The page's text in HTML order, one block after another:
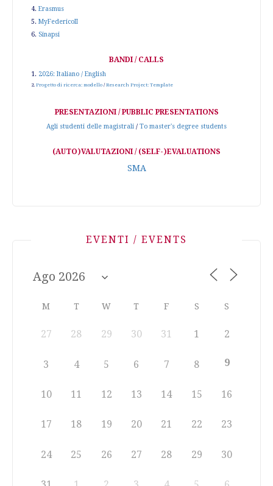
4. Erasmus
5. MyFedericoII
6. Sinapsi
BANDI / CALLS
1. 2026: Italiano / English
2. Progetto di ricerca: modello /Research Project: Template
PRESENTAZIONI / PUBBLIC PRESENTATIONS
Agli studenti delle magistrali / To master's degree students
(AUTO)VALUTAZIONI / (SELF-)EVALUATIONS
SMA
EVENTI / EVENTS
M T W T F S S
27 28 29 30 31 1 2
3 4 5 6 7 8 9
10 11 12 13 14 15 16
17 18 19 20 21 22 23
24 25 26 27 28 29 30